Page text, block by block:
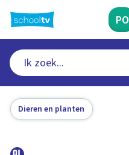
naar
hoofdinhoud
PO
Dieren en planten